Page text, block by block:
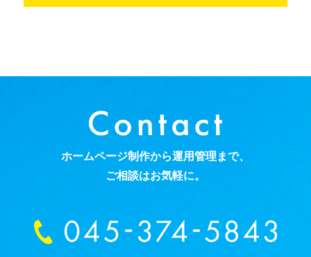
ホームページ制作から運用管理まで、
ご相談はお気軽に。